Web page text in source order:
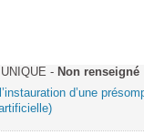
- Non renseigné
d’une